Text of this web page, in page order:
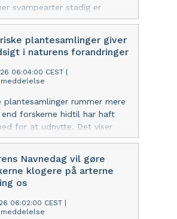
svampearter stadig er
for videnskaben, og mange
bliver opdaget. Den nye
the World's Plants and
peger på behovet for
at kunne beskrive nye arter,
Museum viser,
nye metoder kan gøre det
at opdage og beskrive
arter.
plantesamlinger giver
i naturens forandringer
06:04:00 CEST
plantesamlinger rummer mere
end forskerne hidtil har haft
for at udnytte. Det viser
State of the World's Plants
Naturhistoriske Museum har
til.
Navnedag vil gøre
klogere på arterne
os
06:02:00 CEST